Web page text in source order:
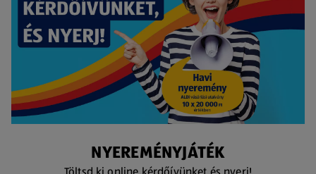
NYEREMÉNYJÁTÉK